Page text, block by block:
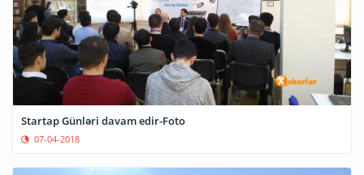
Startap Günləri davam edir-Foto
07-04-2018